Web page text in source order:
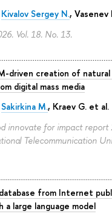
Kivalov Sergey N., Vasenev
Vol. 18. No. 13.
driven creation of natural
digital mass media
Sakirkina M., Kraev G. et al.
innovate for impact report
Telecommunication
from Internet
large language model